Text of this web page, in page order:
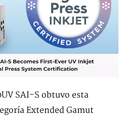
SAI-S obtuvo esta
Extended Gamut